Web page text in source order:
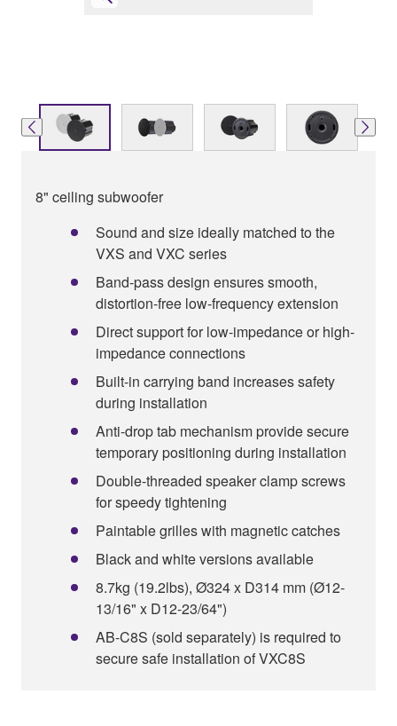
8" ceiling subwoofer
Sound and size ideally matched to the
VXS and VXC series
Band-pass design ensures smooth,
distortion-free low-frequency extension
Direct support for low-impedance or high-
impedance connections
Built-in carrying band increases safety
during installation
Anti-drop tab mechanism provide secure
temporary positioning during installation
Double-threaded speaker clamp screws
for speedy tightening
Paintable grilles with magnetic catches
Black and white versions available
8.7kg (19.2lbs), Ø324 x D314 mm (Ø12-
13/16" x D12-23/64")
AB-C8S (sold separately) is required to
secure safe installation of VXC8S